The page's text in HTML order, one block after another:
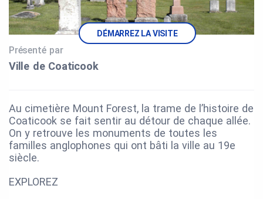
DÉMARREZ LA VISITE
Présenté par
Ville de Coaticook
Au cimetière Mount Forest, la trame de l’histoire de
Coaticook se fait sentir au détour de chaque allée.
On y retrouve les monuments de toutes les
familles anglophones qui ont bâti la ville au 19e
siècle.
EXPLOREZ